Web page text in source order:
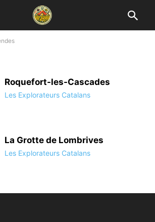
Roquefort-les-Cascades
Les Explorateurs Catalans
La Grotte de Lombrives
Les Explorateurs Catalans